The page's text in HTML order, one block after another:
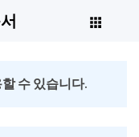
수 있습니다.